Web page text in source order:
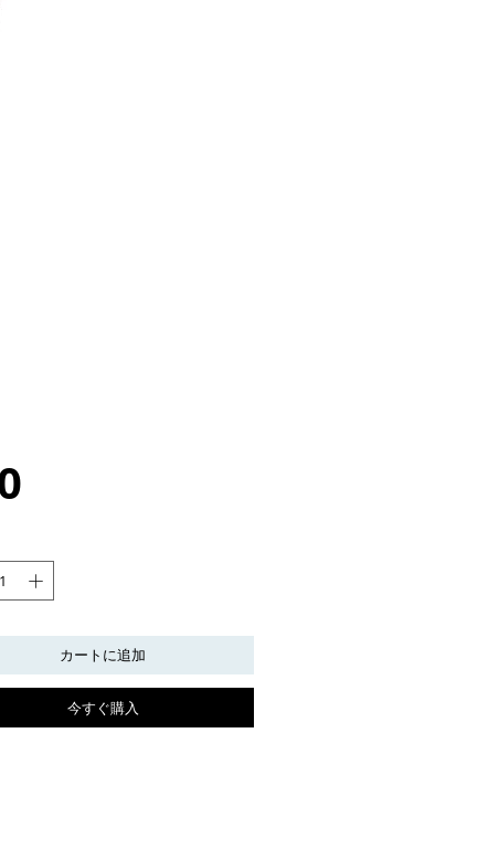
価
カートに追加
今すぐ購入